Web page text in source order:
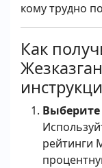
кому трудно
Как
рейтинги